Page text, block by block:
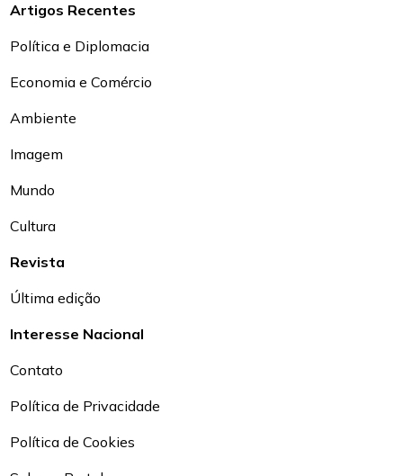
Artigos Recentes
Política e Diplomacia
Economia e Comércio
Ambiente
Imagem
Mundo
Cultura
Revista
Última edição
Interesse Nacional
Contato
Política de Privacidade
Política de Cookies